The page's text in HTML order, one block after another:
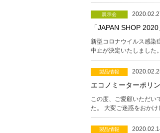
展示会
「JAPAN SHOP
新型コロナウイルス感染
中止が決定いたしまし
製品情報
エコノミーターポリ
この度、ご愛顧いただい
た。 大変ご迷惑をおか
製品情報